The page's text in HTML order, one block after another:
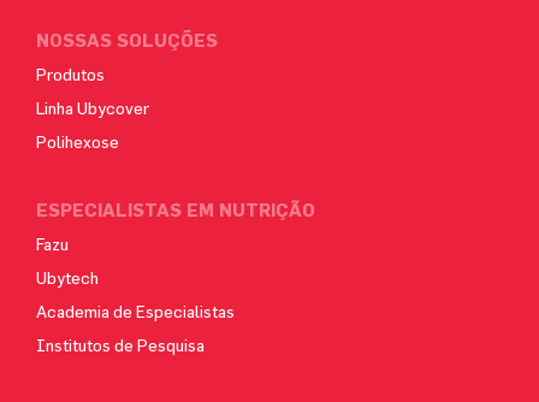
NOSSAS SOLUÇÕES
Produtos
Linha Ubycover
Polihexose
ESPECIALISTAS EM NUTRIÇÃO
Fazu
Ubytech
Academia de Especialistas
Institutos de Pesquisa